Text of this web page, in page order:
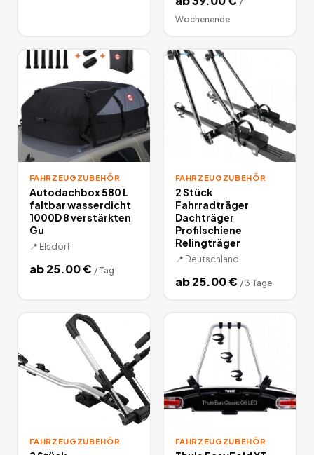
Wochenende
FAHRZEUGZUBEHÖR
Autodachbox 580 L
faltbar wasserdicht
1000D 8 verstärkten
Gu
📍 Elsdorf
ab25.00€ / Tag
FAHRZEUGZUBEHÖR
2 Stück
Fahrradträger
Dachträger
Profilschiene
Relingträger
📍 Deutschland
ab25.00€ / 3 Tage
FAHRZEUGZUBEHÖR FAHRZEUGZUBEHÖR